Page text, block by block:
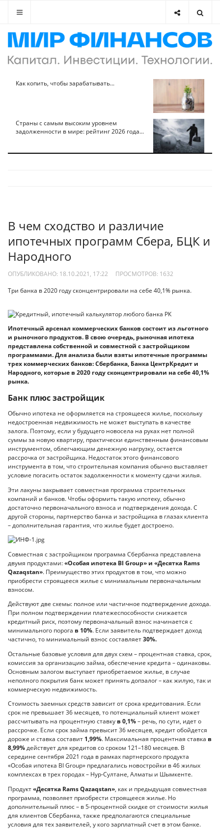
Как копить, чтобы зарабатывать...
Страны с самым высоким уровнем
задолженности в мире: рейтинг 2026 года...
В чем сходство и различие
ипотечных программ Сбера, БЦК и
Народного
ОПУБЛИКОВАНО: 18.10.2021, 17:22 ПРОСМОТРОВ: 1632
Три банка в 2020 году сконцентрировали на себе 40,1% рынка.
Ипотечный арсенал коммерческих банков состоит из льготного
и рыночного продуктов. В свою очередь, рыночная ипотека
представлена собственной и совместной с застройщиком
программами. Для анализа были взяты ипотечные программы
трех коммерческих банков: Сбербанка, Банка ЦентрКредит и
Народного, которые в 2020 году сконцентрировали на себе 40,1%
рынка.
Банк плюс застройщик
Обычно ипотека не оформляется на строя­щееся жилье, поскольку
недостроенная недвижимость не может выступать в качестве
залога. Поэтому, если у будущего новосела на руках нет полной
суммы за новую квартиру, практически единственным финансовым
инструментом, облегчающим денежную нагрузку, остается
рассрочка от застройщика. Недостаток этого финансового
инструмента в том, что строительная компания обычно выставляет
условие погасить остаток задолженности к моменту сдачи жилья.
Эти лакуны закрывает совместная программа строительных
компаний и банков. Чтобы оформить такую ипотеку, обычно
достаточно первоначального взноса и подтверждения дохода. С
другой стороны, партнерство банка и застройщика в глазах клиента
– дополнительная гарантия, что жилье будет достроено.
Совместная с застройщиком программа Сбербанка представлена
двумя продуктами:«Особая ипотека BI Group» и «Десятка Rams
Qazaqstan». Преимущество этих продуктов в том, что можно
приобрести строящееся жилье с минимальным первоначальным
взносом.
Действуют две схемы: полное или частичное подтверждение дохода.
При полном подтверждении платежеспособности снижается
кредитный риск, поэтому первоначальный взнос начинается с
минимального порога в 10%. Если заявитель подтверждает доход
частично, то минимальный взнос составляет30%.
Остальные базовые условия для двух схем – процентная ставка, срок,
комиссия за организацию займа, обеспечение кредита – одинаковы.
Основным залогом выступает приобретаемое жилье, в случае
неполного покрытия банк может принять допзалог – как жилую, так и
коммерческую недвижимость.
Стоимость заемных средств зависит от срока кредитования. Если
срок не превышает 36 месяцев, то потенциальный клиент может
рассчитывать на процентную ставку в 0,1%– речь, по сути, идет о
рассрочке. Если срок займа превысит 36 месяцев, кредит обойдется
дороже и ставка составит 1,99%. Максимальная процентная ставка в
8,99%действует для кредитов со сроком 121–180 месяцев. В
середине сентября 2021 года в рамках партнерского продукта
«Особая ипотека BI Group» предлагались новостройки в 46 жилых
комплексах в трех городах – Нур-Султане, Алматы и Шымкенте.
Продукт«Десятка Rams Qazaqstan», как и предыдущая совместная
программа, позволяет приобрести строящееся жилье. Но
дополнительный плюс – в 5-процентной скидке от стоимости жилья
для клиентов Сбербанка, также предполагаются специальные
условия для тех заявителей, у кого зарплатный счет в этом банке.